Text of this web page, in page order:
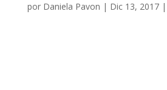
por Daniela Pavon | Dic 13, 2017|